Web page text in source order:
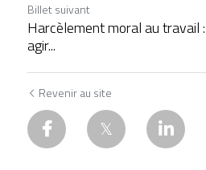
Billet suivant
Harcèlement moral au travail
agir...
Revenir au site